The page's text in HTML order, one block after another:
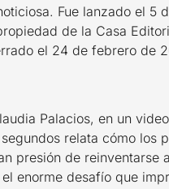
Fue lanzado el 5
de la Casa
el 24 de febrero de
Palacios, en un
relata cómo los
presión de reinventarse
enorme desafío que